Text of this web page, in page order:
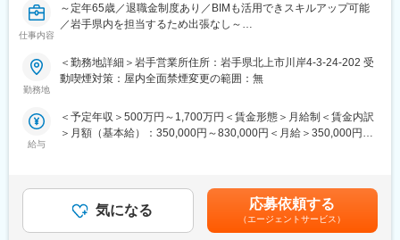
■組織構成
安比高原リゾートオフィス内で不動産取引チームと連携。各種バ
■業務の魅力
ながら高収入を目指せます。インセンティブ制度も充実してお
り、実績次第で年収アップも可能です。
や法令遵守の理解を深めていただきます。
仕事内容
～定年65歳／退職金制度あり／BIMも活用できスキルアップ可能
／岩手県内を担当するため出張なし～
■業務内容詳細
機械設備関連の技術職員として以下業務をお任せします。
・工事スケジュールの立案（工程表の作成）
・必要な資材・機材・人員の調達計画
・資材・機材の手配
・協力会社との調整
３）施工管理
勤務地
＜勤務地詳細＞岩手営業所住所：岩手県北上市川岸4-3-24-202 受
動喫煙対策：屋内全面禁煙変更の範囲：無
給与
＜予定年収＞500万円～1,700万円＜賃金形態＞月給制＜賃金内訳
＞月額（基本給）：350,000円～830,000円＜月給＞350,000円～
気になる 応募依頼する
（エージェントサービス）